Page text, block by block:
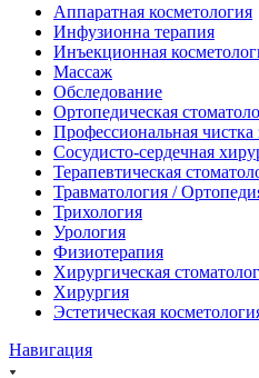
Аппаратная косметология
Инфузионна терапия
Инъекционная
Массаж
Обследование
Ортопедическая
Профессиональная чистка
Сосудисто-сердечная
Терапевтическая
Травматология /
Трихология
Урология
Физиотерапия
Хирургическая
Хирургия
Эстетическая
Навигация